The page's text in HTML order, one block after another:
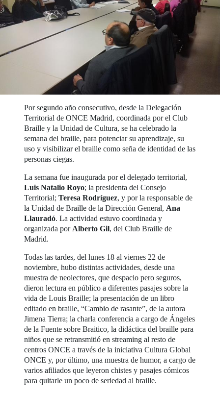
Por segundo año consecutivo, desde la Delegación
Territorial de ONCE Madrid, coordinada por el Club
Braille y la Unidad de Cultura, se ha celebrado la
semana del braille, para potenciar su aprendizaje, su
uso y visibilizar el braille como seña de identidad de las
personas ciegas.
La semana fue inaugurada por el delegado territorial,
Luis Natalio Royo; la presidenta del Consejo
Territorial;Teresa Rodríguez, y por la responsable de
la Unidad de Braille de la Dirección General,Ana
Llauradó. La actividad estuvo coordinada y
organizada porAlberto Gil, del Club Braille de
Madrid.
Todas las tardes, del lunes 18 al viernes 22 de
noviembre, hubo distintas actividades, desde una
muestra de neolectores, que despacio pero seguros,
dieron lectura en público a diferentes pasajes sobre la
vida de Louis Braille; la presentación de un libro
editado en braille, “Cambio de rasante”, de la autora
Jimena Tierra; la charla conferencia a cargo de Ángeles
de la Fuente sobre Braitico, la didáctica del braille para
niños que se retransmitió en streaming al resto de
centros ONCE a través de la iniciativa Cultura Global
ONCE y, por último, una muestra de humor, a cargo de
varios afiliados que leyeron chistes y pasajes cómicos
para quitarle un poco de seriedad al braille.